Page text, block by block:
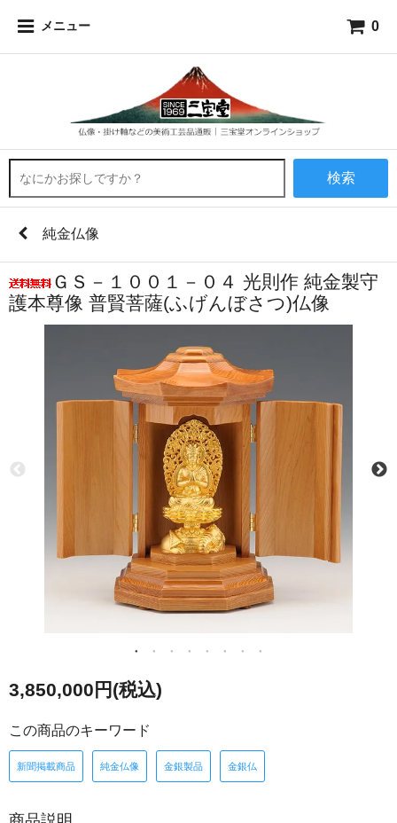
メニュー 0
検索
純金仏像
ＧＳ－１００１－０４ 光則作 純金製守
護本尊像 普賢菩薩(ふげんぼさつ)仏像
3,850,000円(税込)
この商品のキーワード
新聞掲載商品 純金仏像 金銀製品 金銀仏